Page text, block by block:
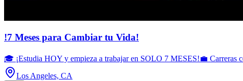
!7 Meses para Cambiar tu Vida!
🎓 ¡Estudia HOY y empieza a trabajar en SOLO 7 MESES!💼 Carreras
Los Angeles, CA